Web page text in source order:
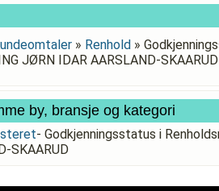
» Renhold »
JØRN IDAR AARSLAND-SKAARUD
by, bransje og kategori
- Godkjenningsstatus i
SKAARUD